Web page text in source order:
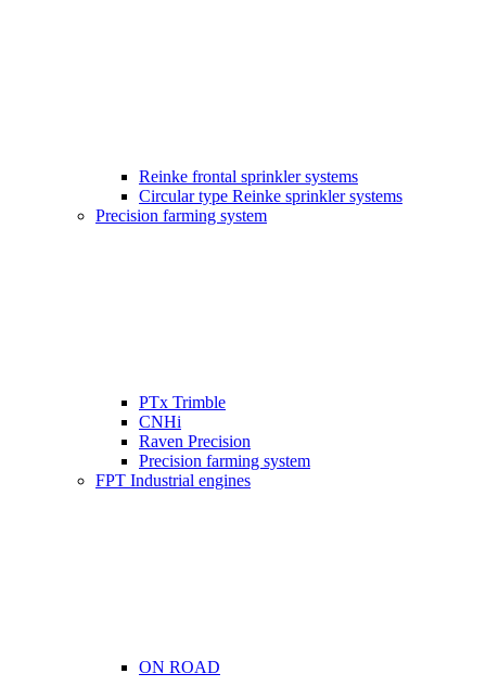
Reinke frontal sprinkler systems
Circular type Reinke sprinkler systems
Precision farming system
PTx Trimble
CNHi
Raven Precision
Precision farming system
FPT Industrial engines
ON ROAD